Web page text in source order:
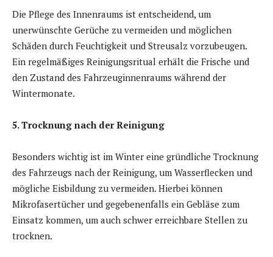
Die Pflege des Innenraums ist entscheidend, um
unerwünschte Gerüche zu vermeiden und möglichen
Schäden durch Feuchtigkeit und Streusalz vorzubeugen.
Ein regelmäßiges Reinigungsritual erhält die Frische und
den Zustand des Fahrzeuginnenraums während der
Wintermonate.
5. Trocknung nach der Reinigung
Besonders wichtig ist im Winter eine gründliche Trocknung
des Fahrzeugs nach der Reinigung, um Wasserflecken und
mögliche Eisbildung zu vermeiden. Hierbei können
Mikrofasertücher und gegebenenfalls ein Gebläse zum
Einsatz kommen, um auch schwer erreichbare Stellen zu
trocknen.